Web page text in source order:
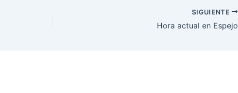
SIGUIENTE
Hora actual en Espejo